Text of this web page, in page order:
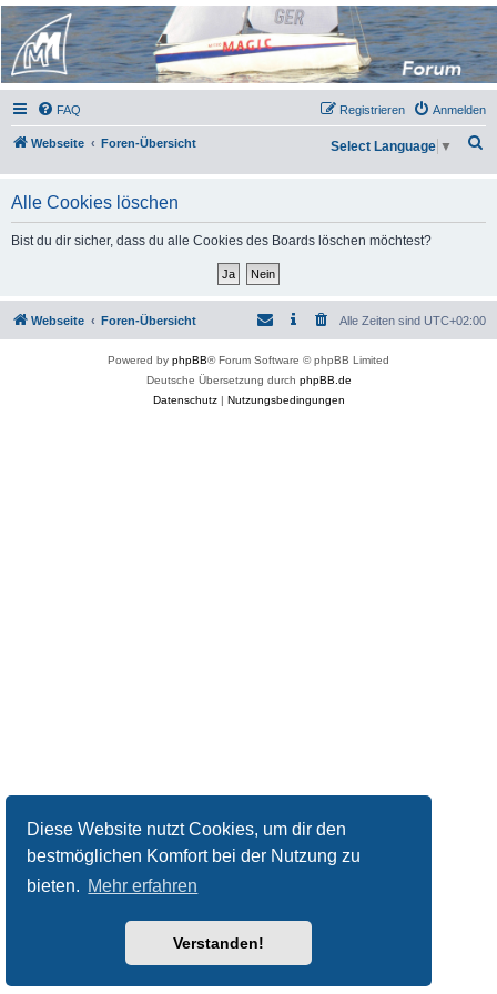
Diese Website nutzt Cookies, um dir den
bestmöglichen Komfort bei der Nutzung zu
bieten. Mehr erfahren
Verstanden!
Micro Magic Forum
Deutschland
FAQ Anmelden
Registrieren
Webseite Foren-Übersicht
h
Select Language ▼
Alle Cookies löschen
Bist du dir sicher, dass du alle Cookies des Boards löschen möchtest?
Webseite Foren-Übersicht Alle Zeiten sind UTC+02:00
Powered by phpBB® Forum Software © phpBB Limited
Deutsche Übersetzung durch phpBB.de
Datenschutz| Nutzungsbedingungen